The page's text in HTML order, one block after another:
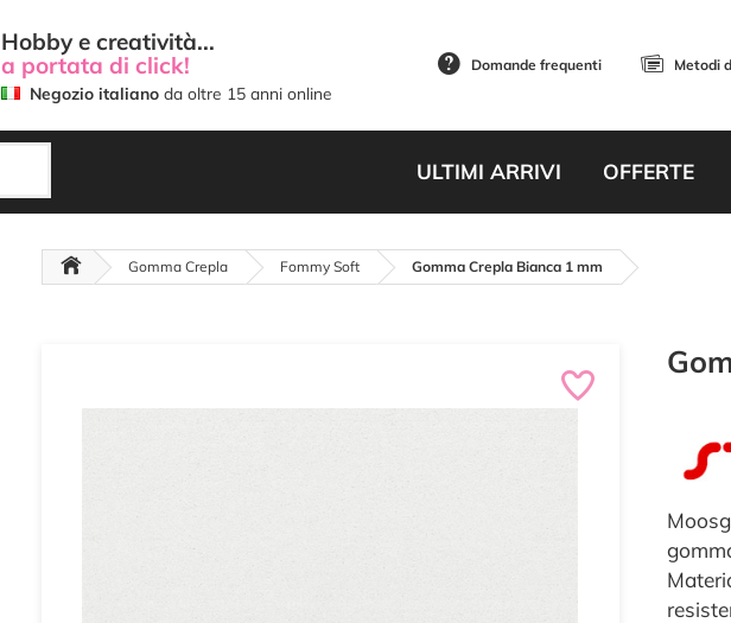
Hobby e creatività...
a portata di click!
Negozio italiano da oltre 15 anni online
Domande frequenti Metodi
ULTIMI ARRIVI OFFERTE
Gomma Crepla Fommy Soft Gomma Crepla Bianca 1 mm